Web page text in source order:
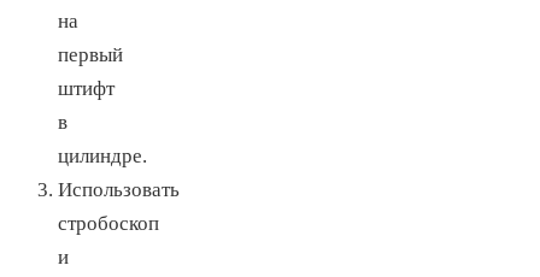
на
первый
штифт
в
цилиндре.
Использовать
стробоскоп
и